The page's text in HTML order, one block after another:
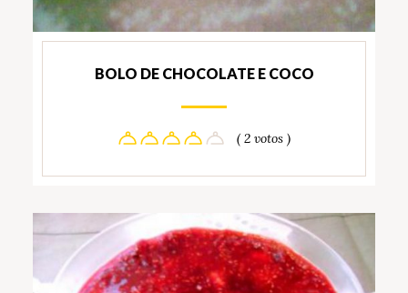
BOLO DE CHOCOLATE E COCO
( 2 votos )